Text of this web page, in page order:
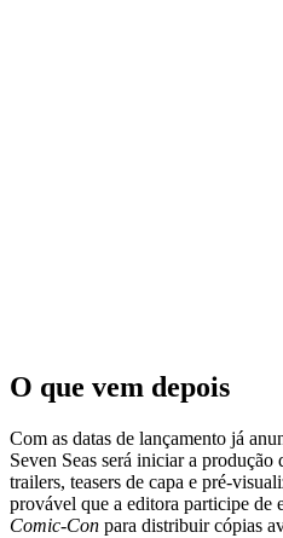
O que vem depois
Com as datas de lançamento já
Seven Seas será iniciar a
trailers, teasers de capa e
provável que a editora participe de
Comic-Con para distribuir cópias